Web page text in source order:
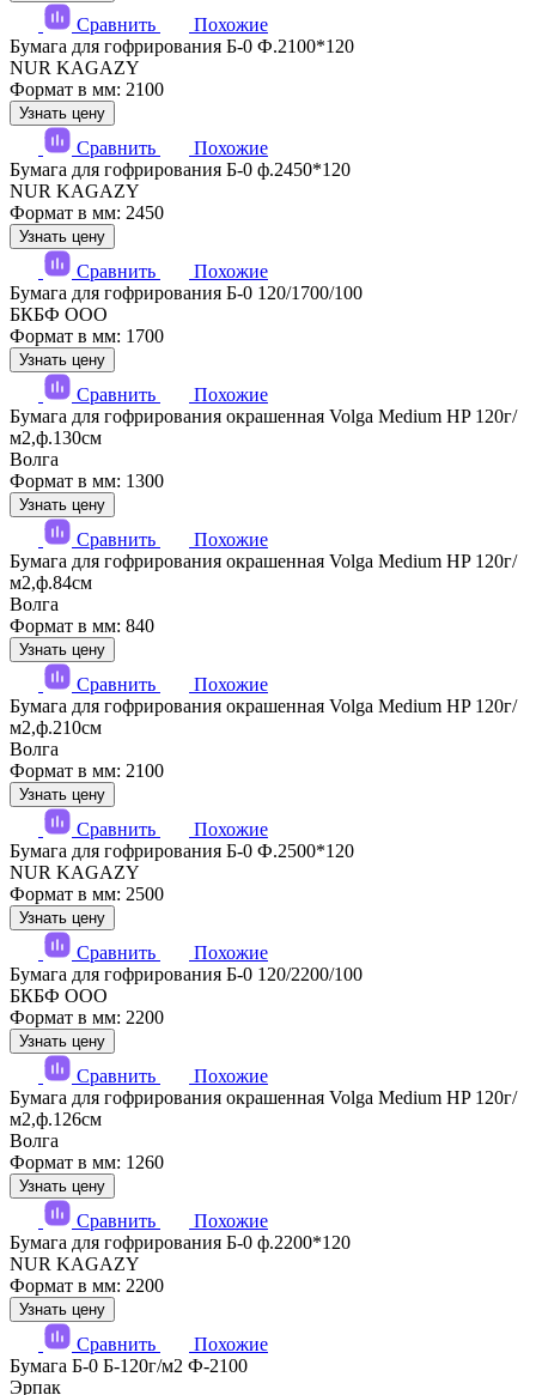
Сравнить
Похожие
Бумага для гофрирования Б-0 Ф.2100*120
NUR KAGAZY
Формат в мм: 2100
Узнать цену
Сравнить
Похожие
Бумага для гофрирования Б-0 ф.2450*120
NUR KAGAZY
Формат в мм: 2450
Узнать цену
Сравнить
Похожие
Бумага для гофрирования Б-0 120/1700/100
БКБФ ООО
Формат в мм: 1700
Узнать цену
Сравнить
Похожие
Бумага для гофрирования окрашенная Volga Medium HP 120г/
м2,ф.130см
Волга
Формат в мм: 1300
Узнать цену
Сравнить
Похожие
Бумага для гофрирования окрашенная Volga Medium HP 120г/
м2,ф.84см
Волга
Формат в мм: 840
Узнать цену
Сравнить
Похожие
Бумага для гофрирования окрашенная Volga Medium HP 120г/
м2,ф.210см
Волга
Формат в мм: 2100
Узнать цену
Сравнить
Похожие
Бумага для гофрирования Б-0 Ф.2500*120
NUR KAGAZY
Формат в мм: 2500
Узнать цену
Сравнить
Похожие
Бумага для гофрирования Б-0 120/2200/100
БКБФ ООО
Формат в мм: 2200
Узнать цену
Сравнить
Похожие
Бумага для гофрирования окрашенная Volga Medium HP 120г/
м2,ф.126см
Волга
Формат в мм: 1260
Узнать цену
Сравнить
Похожие
Бумага для гофрирования Б-0 ф.2200*120
NUR KAGAZY
Формат в мм: 2200
Узнать цену
Сравнить
Похожие
Бумага Б-0 Б-120г/м2 Ф-2100
Эрпак